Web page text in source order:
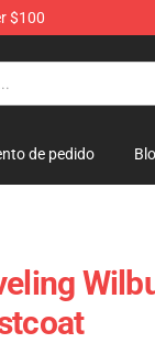
$100
de pedido